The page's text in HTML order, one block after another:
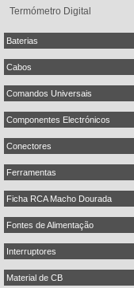
Termómetro Digital
Baterias
Cabos
Comandos Universais
Componentes Electrónicos
Conectores
Ferramentas
Ficha RCA Macho Dourada
Fontes de Alimentação
Interruptores
Material de CB